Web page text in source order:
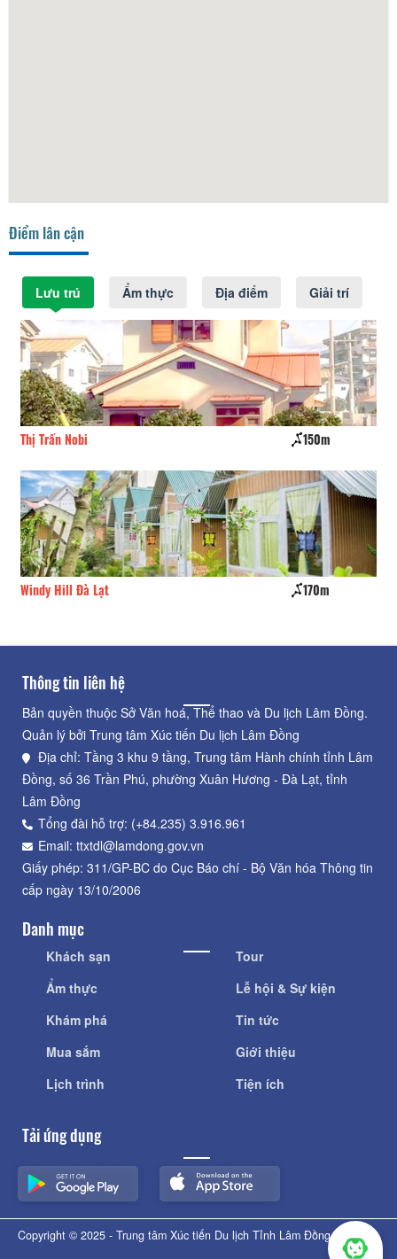
Điểm lân cận
Lưu trú Ẩm thực Địa điểm Giải trí
150m
170m
Đồi Lộng Gió
Cocoon Bungalow
Thông tin liên hệ
Bản quyền thuộc Sở Văn hoá, Thể thao và Du lịch Lâm Đồng.
Quản lý bởi Trung tâm Xúc tiến Du lịch Lâm Đồng
Địa chỉ: Tầng 3 khu 9 tầng, Trung tâm Hành chính tỉnh Lâm
Đồng, số 36 Trần Phú, phường Xuân Hương - Đà Lạt, tỉnh
Lâm Đồng
Tổng đài hỗ trợ: (+84.235) 3.916.961
Email: ttxtdl@lamdong.gov.vn
Giấy phép: 311/GP-BC do Cục Báo chí - Bộ Văn hóa Thông tin
cấp ngày 13/10/2006
Danh mục
Khách sạn
Ẩm thực
Khám phá
Mua sắm
Lịch trình
Tour
Lễ hội & Sự kiện
Tin tức
Giới thiệu
Tiện ích
Tải ứng dụng
Copyright © 2025 - Trung tâm Xúc tiến Du lịch Tỉnh Lâm Đồng